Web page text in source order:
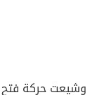
وشيعت حركة فتح